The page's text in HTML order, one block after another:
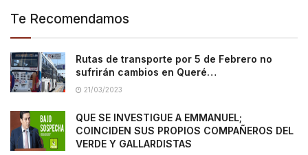
Te Recomendamos
Rutas de transporte por 5 de Febrero no
sufrirán cambios en Queré…
21/03/2023
QUE SE INVESTIGUE A EMMANUEL;
COINCIDEN SUS PROPIOS COMPAÑEROS DEL
VERDE Y GALLARDISTAS